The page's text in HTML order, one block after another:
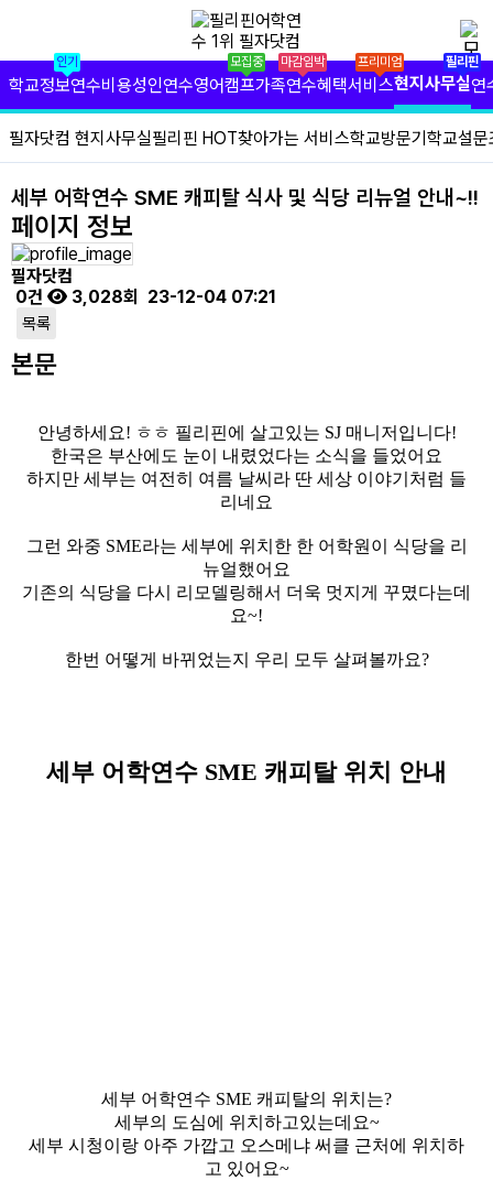
✕
필리핀 학원 정보
필리핀 연수 비용
유형별 필리핀 연수
필리핀 가족 연수
필자닷컴 이벤트
필리핀 출국준비
필리핀 연계연수
인기
학교정보연수비용성인연수
모집중
영어캠프
마감임박
가족연수
프리미엄
혜택서비스
필리핀
현지사무실연
필자닷컴 현지사무실필리핀 HOT찾아가는 서비스학교방문기학교설문
세부 어학연수 SME 캐피탈 식사 및 식당 리뉴얼 안내~!!
페이지 정보
필자닷컴
0건
3,028회 23-12-04 07:21
목록
본문
안녕하세요! ㅎㅎ 필리핀에 살고있는 SJ 매니저입니다!
한국은 부산에도 눈이 내렸었다는 소식을 들었어요
하지만 세부는 여전히 여름 날씨라 딴 세상 이야기처럼 들
리네요
그런 와중 SME라는 세부에 위치한 한 어학원이 식당을 리
뉴얼했어요
기존의 식당을 다시 리모델링해서 더욱 멋지게 꾸몄다는데
요~!
한번 어떻게 바뀌었는지 우리 모두 살펴볼까요?
세부 어학연수 SME 캐피탈 위치 안내
세부 어학연수 SME 캐피탈의 위치는?
세부의 도심에 위치하고있는데요~
세부 시청이랑 아주 가깝고 오스메냐 써클 근처에 위치하
고 있어요~